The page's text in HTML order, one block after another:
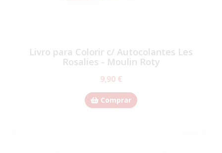
Livro para Colorir c/ Autocolantes Les
Rosalies - Moulin Roty
9,90 €
Comprar